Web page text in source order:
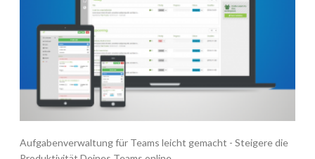
Aufgabenverwaltung für Teams leicht gemacht - Steigere die